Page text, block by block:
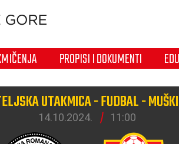
PROPISI I DOKUMENTI
UTAKMICA - FUDBAL -
14.10.2024. 11:00